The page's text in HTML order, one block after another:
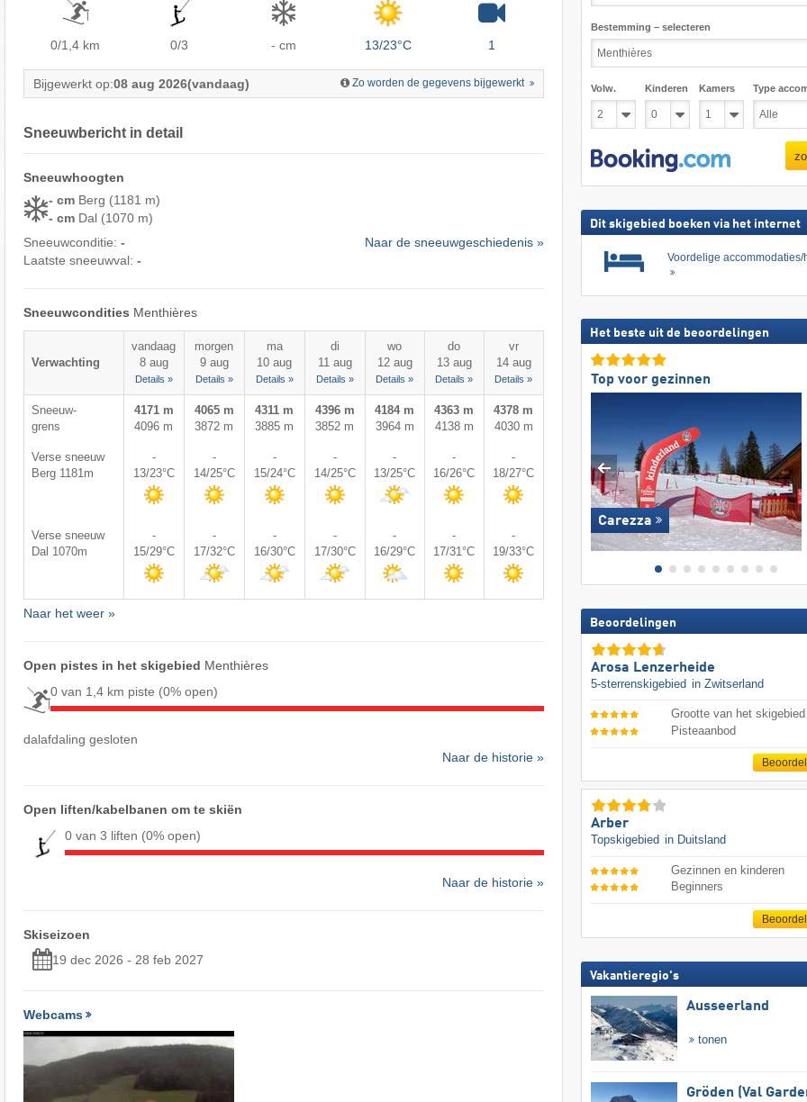
0/1,4 km 0/3 - cm 13/23°C 1
Bijgewerkt op:08 aug 2026(vandaag) Zo worden de gegevens bijgewerkt
Sneeuwbericht in detail
Sneeuwhoogten
- cm Berg (1181 m)
- cm Dal (1070 m)
Sneeuwconditie: -
Laatste sneeuwval: -
Naar de sneeuwgeschiedenis »
Sneeuwcondities Menthières
Verwachting
vandaag
8 aug
Details »
morgen
9 aug
Details »
ma
10 aug
Details »
di
11 aug
Details »
wo
12 aug
Details »
do
13 aug
Details »
vr
14 aug
Details »
Sneeuw-
grens
4171 m
4096 m
4065 m
3872 m
4311 m
3885 m
4396 m
3852 m
4184 m
3964 m
4363 m
4138 m
4378 m
4030 m
Verse sneeuw
Berg 1181m
-
13/23°C
-
14/25°C
-
15/24°C
-
14/25°C
-
13/25°C
-
16/26°C
-
18/27°C
Verse sneeuw
Dal 1070m
-
15/29°C
-
17/32°C
-
16/30°C
-
17/30°C
-
16/29°C
-
17/31°C
-
19/33°C
Naar het weer »
Open pistes in het skigebied Menthières
0 van 1,4 km piste (0% open)
dalafdaling gesloten
Naar de historie »
Open liften/kabelbanen om te skiën
0 van 3 liften (0% open)
Naar de historie »
Skiseizoen
19 dec 2026 - 28 feb 2027
Webcams
Bestemming – selecteren
Volw. Kinderen Kamers Type
Dit skigebied boeken via het internet
Voordelige accommodaties/
Het beste uit de beoordelingen
Top voor gezinnen
Carezza
Beoordelingen
Arosa Lenzerheide
5-sterrenskigebied in Zwitserland
Grootte van het skigebied
Pisteaanbod
Arber
Topskigebied in Duitsland
Gezinnen en kinderen
Beginners
Vakantieregio's
Ausseerland
tonen
Gröden (Val